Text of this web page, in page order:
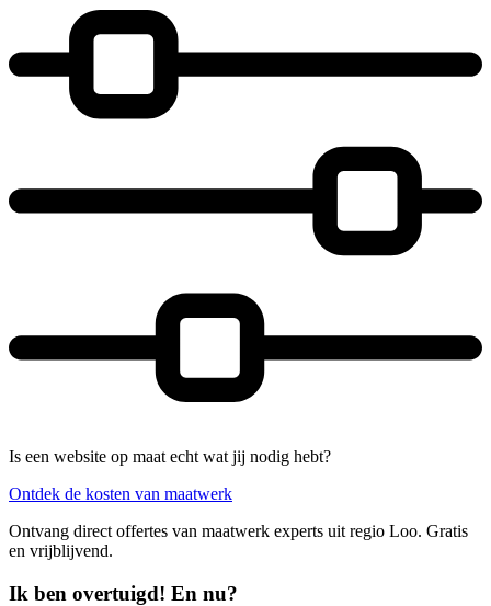
Is een website op maat echt wat jij nodig hebt?
Ontdek de kosten van maatwerk
Ontvang direct offertes van maatwerk experts uit regio Loo. Gratis
en vrijblijvend.
Ik ben overtuigd! En nu?